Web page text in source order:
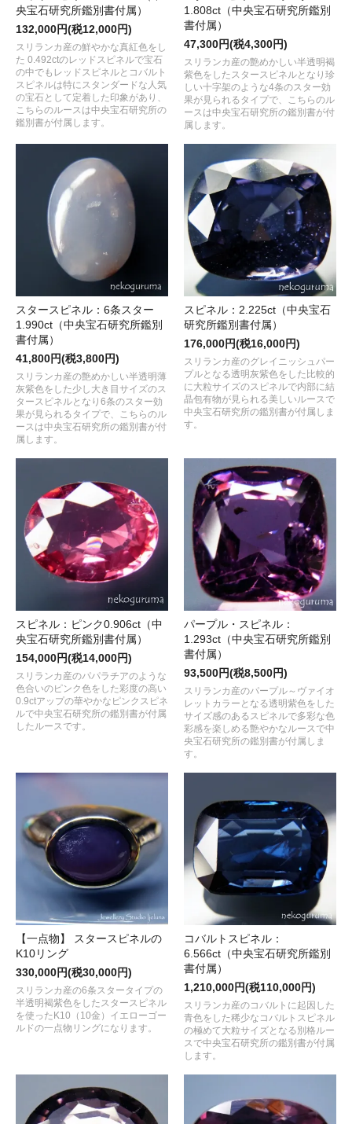
央宝石研究所鑑別書付属）
132,000円(税12,000円)
スリランカ産の鮮やかな真紅色をし
た 0.492ctのレッドスピネルで宝石
の中でもレッドスピネルとコバルト
スピネルは特にスタンダードな人気
の宝石として定着した印象があり、
こちらのルースは中央宝石研究所の
鑑別書が付属します。
1.808ct（中央宝石研究所鑑別
書付属）
47,300円(税4,300円)
スリランカ産の艶めかしい半透明褐
紫色をしたスタースピネルとなり珍
しい十字架のような4条のスター効
果が見られるタイプで、こちらのル
ースは中央宝石研究所の鑑別書が付
属します。
スタースピネル：6条スター
1.990ct（中央宝石研究所鑑別
書付属）
41,800円(税3,800円)
スリランカ産の艶めかしい半透明薄
灰紫色をした少し大き目サイズのス
タースピネルとなり6条のスター効
果が見られるタイプで、こちらのル
ースは中央宝石研究所の鑑別書が付
属します。
スピネル：2.225ct（中央宝石
研究所鑑別書付属）
176,000円(税16,000円)
スリランカ産のグレイニッシュパー
プルとなる透明灰紫色をした比較的
に大粒サイズのスピネルで内部に結
晶包有物が見られる美しいルースで
中央宝石研究所の鑑別書が付属しま
す。
スピネル：ピンク0.906ct（中
央宝石研究所鑑別書付属）
154,000円(税14,000円)
スリランカ産のパパラチアのような
色合いのピンク色をした彩度の高い
0.9ctアップの華やかなピンクスピネ
ルで中央宝石研究所の鑑別書が付属
したルースです。
パープル・スピネル：
1.293ct（中央宝石研究所鑑別
書付属）
93,500円(税8,500円)
スリランカ産のパープル～ヴァイオ
レットカラーとなる透明紫色をした
サイズ感のあるスピネルで多彩な色
彩感を楽しめる艶やかなルースで中
央宝石研究所の鑑別書が付属しま
す。
【一点物】 スタースピネルの
K10リング
330,000円(税30,000円)
スリランカ産の6条スタータイプの
半透明褐紫色をしたスタースピネル
を使ったK10（10金）イエローゴー
ルドの一点物リングになります。
コバルトスピネル：
6.566ct（中央宝石研究所鑑別
書付属）
1,210,000円(税110,000円)
スリランカ産のコバルトに起因した
青色をした稀少なコバルトスピネル
の極めて大粒サイズとなる別格ルー
スで中央宝石研究所の鑑別書が付属
します。